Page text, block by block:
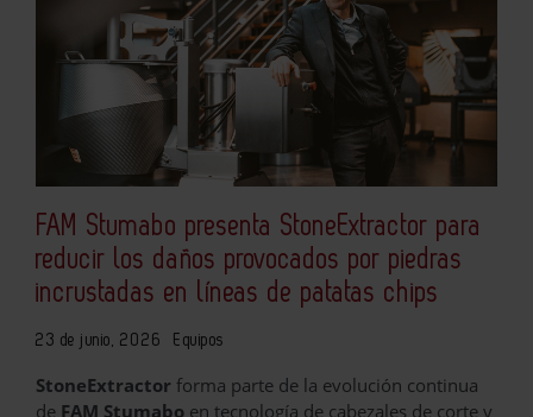
FAM Stumabo presenta StoneExtractor para
reducir los daños provocados por piedras
incrustadas en líneas de patatas chips
23 de junio, 2026 Equipos
StoneExtractor forma parte de la evolución continua
de FAM Stumabo en tecnología de cabezales de corte y